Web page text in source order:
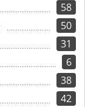
58
50
31
6
38
42